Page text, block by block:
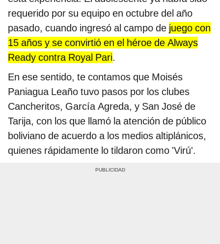
requerido por su equipo en octubre del año
pasado, cuando ingresó al campo de juego con
15 años y se convirtió en el héroe de Always
Ready contra Royal Pari.
En ese sentido, te contamos que Moisés
Paniagua Leaño tuvo pasos por los clubes
Cancheritos, García Agreda, y San José de
Tarija, con los que llamó la atención de público
boliviano de acuerdo a los medios altiplánicos,
quienes rápidamente lo tildaron como 'Virú'.